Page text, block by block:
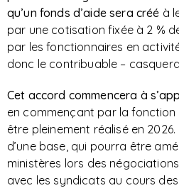
qu’un fonds d’aide sera créé à
par une cotisation fixée à 2 %
par les fonctionnaires en
donc le contribuable –
Cet accord commencera à
en commençant par la fonction
être pleinement réalisé en
d’une base, qui pourra être
ministères lors des
avec les syndicats au cours